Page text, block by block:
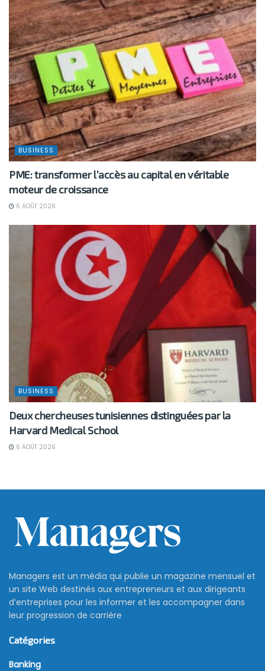
BUSINESS
PME: transformer l’accès au capital en véritable
moteur de croissance
6 AOÛT 2026
BUSINESS
Deux chercheuses tunisiennes distinguées par la
Harvard Medical School
6 AOÛT 2026
Managers est un média qui publie un magazine mensuel et
un site Web destinés aux entrepreneurs et aux dirigeants
d’entreprises pour les informer et les accompagner dans
leur progression de carrière
Catégories
Banking